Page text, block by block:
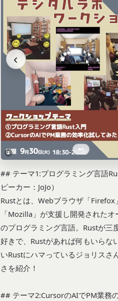
## テーマ1:プログラミング言語
ピーカー：JoJo）
Rustとは、Webブラウザ「Firefox
「Mozilla」が支援し開発されたオ
のプログラミング言語。Rustが三
好きで、Rustがあれば何もいらな
いRustにハマっているジョリスさ
さを紹介！
## テーマ2:CursorのAIでPM業務
‹